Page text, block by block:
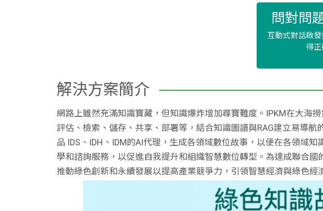
問對問
互動式對話啟
得
解決方案簡介
網路上雖然充滿知識寶藏，但知識爆炸增加尋寶難度。IPKM在大海
評估、檢索、儲存、共享、部署等，結合知識圖譜與RAG建立易導
品 IDS、IDH、IDM的AI代理，生成各領域數位故事，以便在各領域
學和諮詢服務，以促進自我提升和組織智慧數位轉型。為達成聯合國
推動綠色創新和永續發展以提高產業競爭力，引領智慧經濟與綠色經